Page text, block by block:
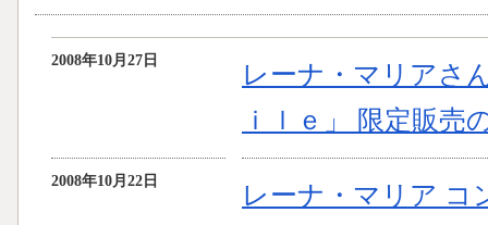
2008年10月27日
レーナ・マリアさ
ｉｌｅ」 限定販売
2008年10月22日
レーナ・マリア コ